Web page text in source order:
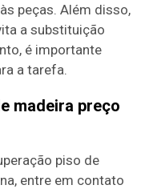
peças. Além disso,
a substituição
é importante
a tarefa.
madeira preço
piso de
entre em contato